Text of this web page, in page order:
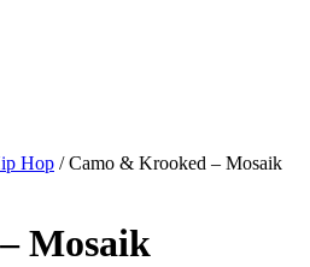
Hop / Camo & Krooked ‎– Mosaik
Mosaik